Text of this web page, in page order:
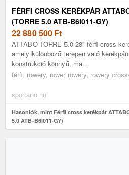
FÉRFI CROSS KERÉKPÁR
(TORRE 5.0 ATB-B6I011-GY)
22 880 500 Ft
ATTABO TORRE 5.0 28" férfi cross
amely különböző terepen való
konstrukció könnyű, ma...
férfi, rowery, rower rowery, rowery
sportano.hu
Hasonlók, mint Férfi cross kerékpár
5.0 ATB-B6I011-GY)